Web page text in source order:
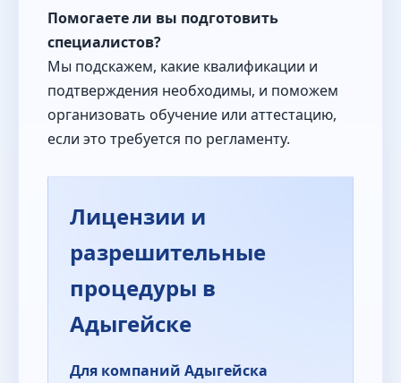
Помогаете ли вы подготовить
специалистов?
Мы подскажем, какие квалификации и
подтверждения необходимы, и поможем
организовать обучение или аттестацию,
если это требуется по регламенту.
Лицензии и
разрешительные
процедуры в
Адыгейске
Для компаний Адыгейска